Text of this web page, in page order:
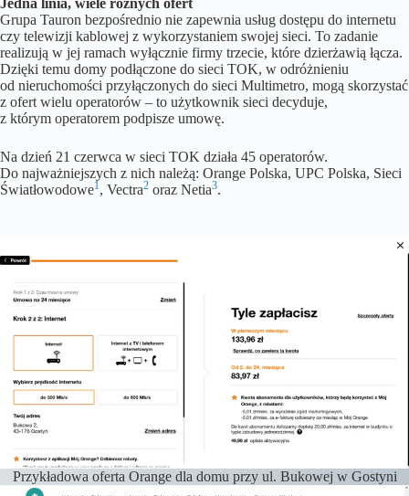
Jedna linia, wiele rożnych ofert
Grupa Tauron bezpośrednio nie zapewnia usług dostępu do internetu
czy telewizji kablowej z wykorzystaniem swojej sieci. To zadanie
realizują w jej ramach wyłącznie firmy trzecie, które dzierżawią łącza.
Dzięki temu domy podłączone do sieci TOK, w odróżnieniu
od nieruchomości przyłączonych do sieci Multimetro, mogą skorzystać
z ofert wielu operatorów – to użytkownik sieci decyduje,
z którym operatorem podpisze umowę.
Na dzień 21 czerwca w sieci TOK działa 45 operatorów.
Do najważniejszych z nich należą: Orange Polska, UPC Polska, Sieci
Światłowodowe1, Vectra2 oraz Netia3.
Przykładowa oferta Orange dla domu przy ul. Bukowej w Gostyni